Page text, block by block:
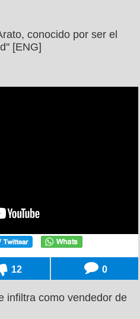
conocido por ser el
[ENG]
12 0
infiltra como vendedor de